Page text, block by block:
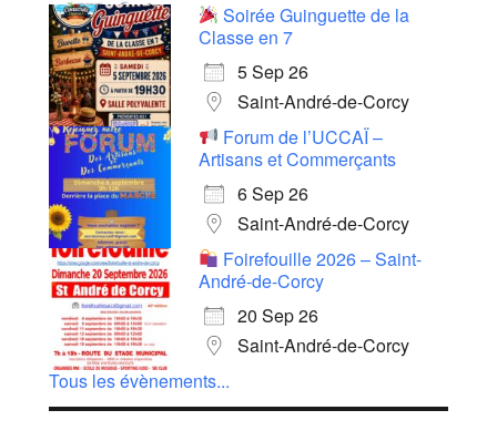
Soirée Guinguette de la
Classe en 7
5 Sep 26
Saint-André-de-Corcy
Forum de l’UCCAÏ –
Artisans et Commerçants
6 Sep 26
Saint-André-de-Corcy
Foirefouille 2026 – Saint-
André-de-Corcy
20 Sep 26
Saint-André-de-Corcy
Tous les évènements...